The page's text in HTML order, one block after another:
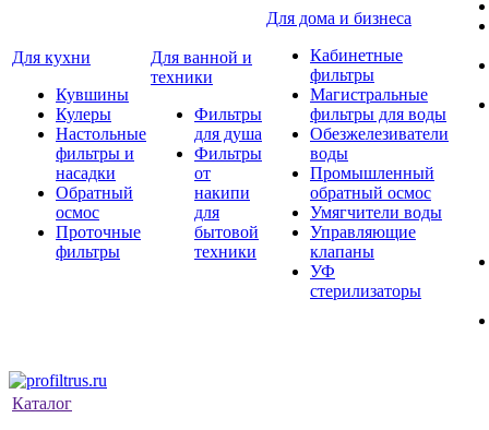
Для кухни
Кувшины
Кулеры
Настольные
фильтры и
насадки
Обратный
осмос
Проточные
фильтры
Для ванной и
техники
Фильтры
для душа
Фильтры
от
накипи
для
бытовой
техники
Для дома и бизнеса
Кабинетные
фильтры
Магистральные
фильтры для воды
Обезжелезиватели
воды
Промышленный
обратный осмос
Умягчители воды
Управляющие
клапаны
УФ
стерилизаторы
Каталог